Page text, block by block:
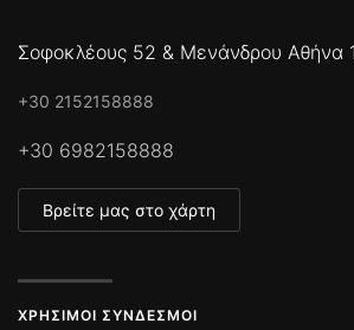
Σοφοκλέους 52 & Μενάνδρου Αθήνα
+30 2152158888
+30 6982158888
Βρείτε μας στο χάρτη
ΧΡΉΣΙΜΟΙ ΣΎΝΔΕΣΜΟΙ